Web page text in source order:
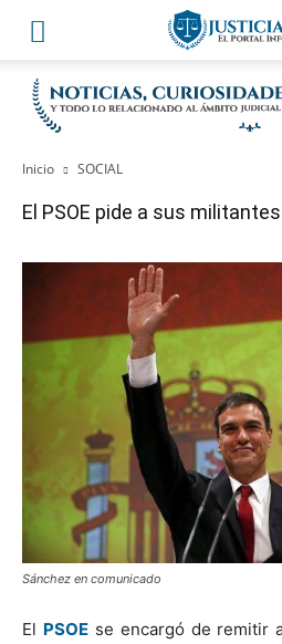
Inicio SOCIAL
El PSOE pide a sus
Sánchez en comunicado
El PSOEse encargó de remitir